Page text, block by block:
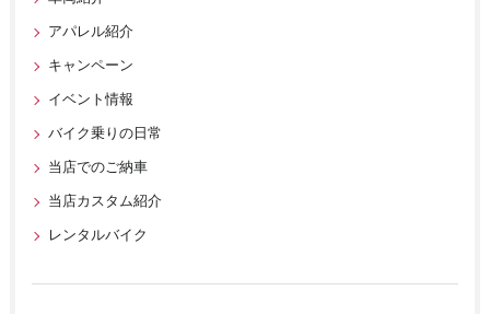
アパレル紹介
キャンペーン
イベント情報
バイク乗りの日常
当店でのご納車
当店カスタム紹介
レンタルバイク